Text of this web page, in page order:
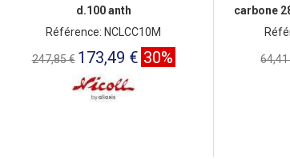
d.100 anth
Référence: NCLCC10M
247,85 € 173,49 € 30%
carbone